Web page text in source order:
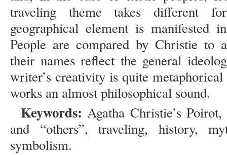
traveling theme takes different
geographical element is manifested
People are compared by Christie to
their names reflect the general
writer’s creativity is quite
works an almost philosophical sound.
Keywords: Agatha Christie’s
and “others”, traveling, history,
symbolism.